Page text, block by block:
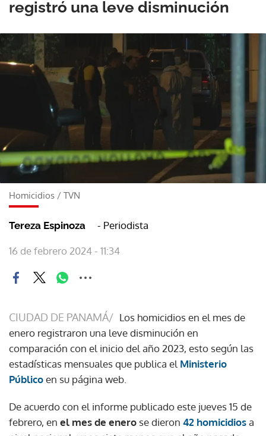
registró una leve disminución
Homicidios / TVN
Tereza Espinoza - Periodista
16 de febrero 2024 - 11:34
CIUDAD DE PANAMÁ/ Los homicidios en el mes de
enero registraron una leve disminución en
comparación con el inicio del año 2023, esto según las
estadísticas mensuales que publica el Ministerio
Públicoen su página web.
De acuerdo con el informe publicado este jueves 15 de
febrero, en el mes de enero se dieron 42 homicidiosa